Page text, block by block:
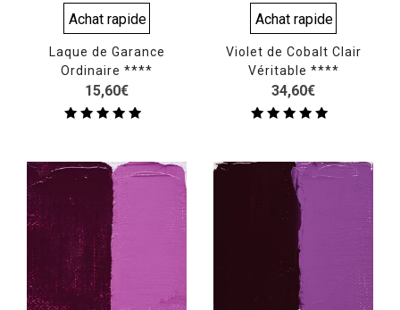
Achat rapide
Laque de Garance
Ordinaire ****
15,60€
Achat rapide
Violet de Cobalt Clair
Véritable ****
34,60€